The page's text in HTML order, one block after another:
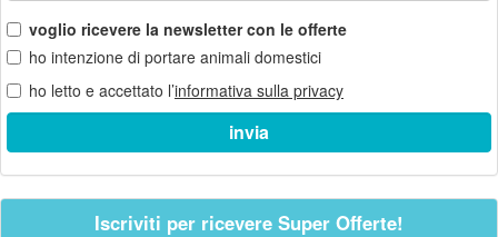
voglio ricevere la newsletter con le offerte
ho intenzione di portare animali domestici
ho letto e accettato l’informativa sulla privacy
Iscriviti per ricevere Super Offerte!